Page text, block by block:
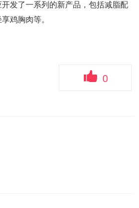
发了一系列的新产品，包括减脂配
鸡胸肉等。
0